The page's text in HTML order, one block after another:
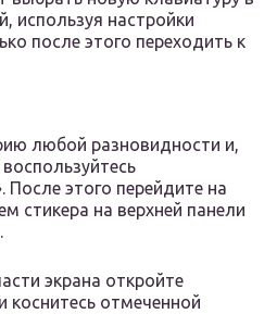
используя настройки
после этого переходить к
любой разновидности и,
После этого перейдите на
стикера на верхней панели
экрана откройте
коснитесь отмеченной